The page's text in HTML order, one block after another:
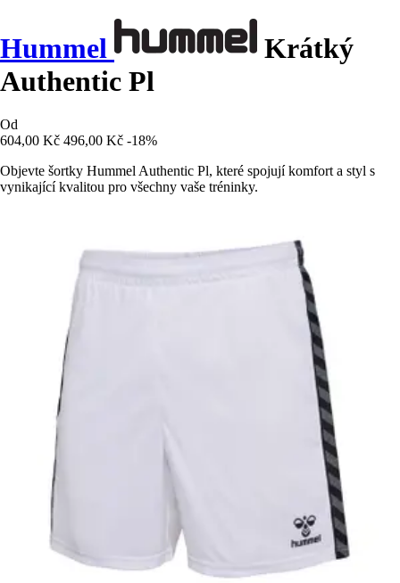
Hummel
Krátký
Authentic Pl
Od
604,00 Kč 496,00 Kč -18%
Objevte šortky Hummel Authentic Pl, které spojují komfort a styl s
vynikající kvalitou pro všechny vaše tréninky.